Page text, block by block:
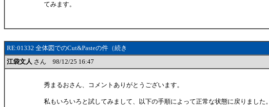
てみます。
RE:01332 全体図でのCut&Pasteの件（続き
江袋文人 さん 98/12/25 16:47
秀まるおさん、コメントありがとうございます。
私もいろいろと試してみまして、以下の手順によって正常な状態に戻りました。